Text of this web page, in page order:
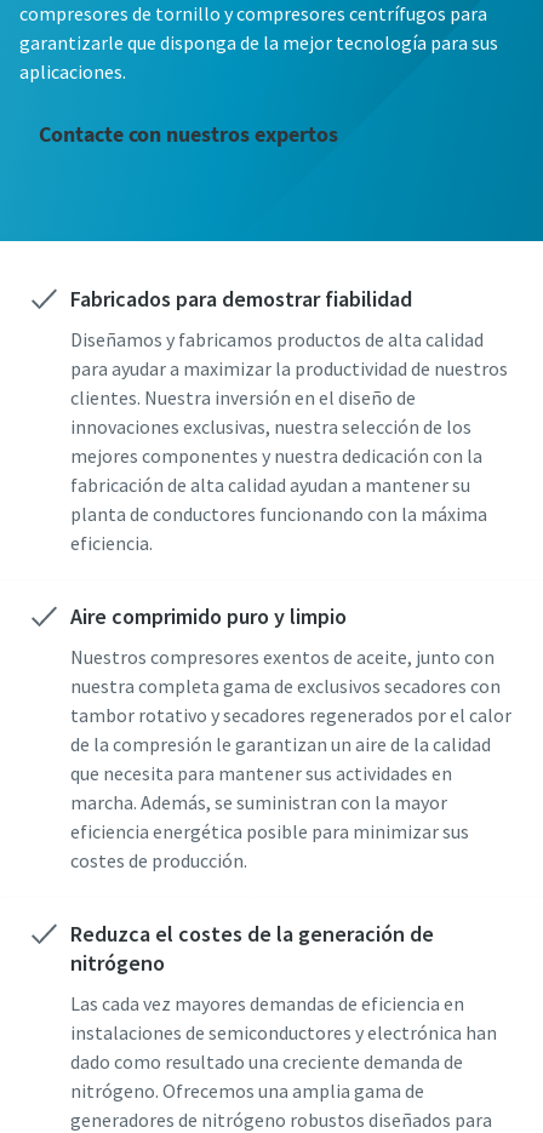
compresores de tornillo y compresores centrífugos para
garantizarle que disponga de la mejor tecnología para sus
aplicaciones.
Contacte con nuestros expertos
Fabricados para demostrar fiabilidad
Diseñamos y fabricamos productos de alta calidad
para ayudar a maximizar la productividad de nuestros
clientes. Nuestra inversión en el diseño de
innovaciones exclusivas, nuestra selección de los
mejores componentes y nuestra dedicación con la
fabricación de alta calidad ayudan a mantener su
planta de conductores funcionando con la máxima
eficiencia.
Aire comprimido puro y limpio
Nuestros compresores exentos de aceite, junto con
nuestra completa gama de exclusivos secadores con
tambor rotativo y secadores regenerados por el calor
de la compresión le garantizan un aire de la calidad
que necesita para mantener sus actividades en
marcha. Además, se suministran con la mayor
eficiencia energética posible para minimizar sus
costes de producción.
Reduzca el costes de la generación de
nitrógeno
Las cada vez mayores demandas de eficiencia en
instalaciones de semiconductores y electrónica han
dado como resultado una creciente demanda de
nitrógeno. Ofrecemos una amplia gama de
generadores de nitrógeno robustos diseñados para